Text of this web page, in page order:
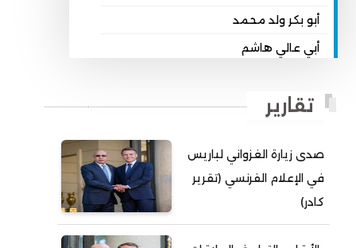
أبو بكر ولد محمد
أبي عالي هاشم
أحمد بداه
أحمد زيدان ولد محمد محمود
أحمد سالم بكار
أحمد سالم ولد بده
تقارير
صدى زيارة الغزواني لباريس
في الإعلام الفرنسي (تقرير
كادر)